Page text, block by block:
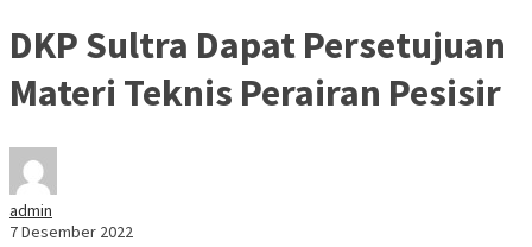
DKP Sultra Dapat Persetujuan
Materi Teknis Perairan Pesisir
admin
7 Desember 2022